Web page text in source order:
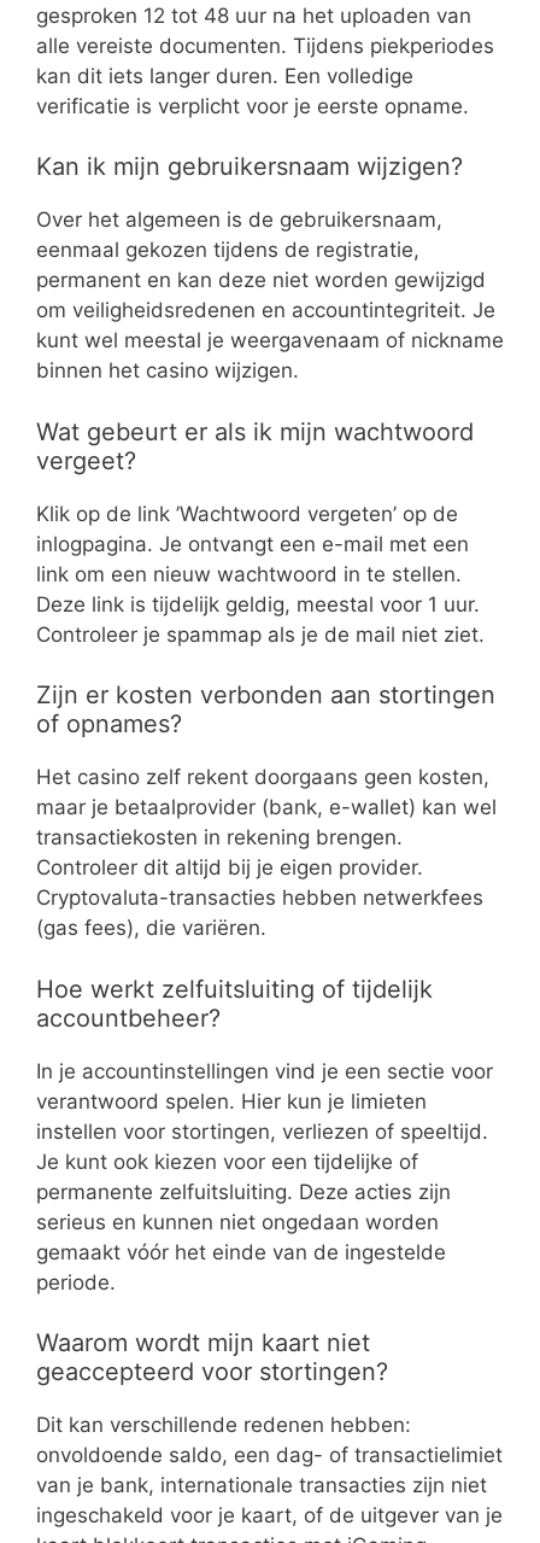
gesproken 12 tot 48 uur na het uploaden van
alle vereiste documenten. Tijdens piekperiodes
kan dit iets langer duren. Een volledige
verificatie is verplicht voor je eerste opname.
Kan ik mijn gebruikersnaam wijzigen?
Over het algemeen is de gebruikersnaam,
eenmaal gekozen tijdens de registratie,
permanent en kan deze niet worden gewijzigd
om veiligheidsredenen en accountintegriteit. Je
kunt wel meestal je weergavenaam of nickname
binnen het casino wijzigen.
Wat gebeurt er als ik mijn wachtwoord
vergeet?
Klik op de link ’Wachtwoord vergeten’ op de
inlogpagina. Je ontvangt een e-mail met een
link om een nieuw wachtwoord in te stellen.
Deze link is tijdelijk geldig, meestal voor 1 uur.
Controleer je spammap als je de mail niet ziet.
Zijn er kosten verbonden aan stortingen
of opnames?
Het casino zelf rekent doorgaans geen kosten,
maar je betaalprovider (bank, e-wallet) kan wel
transactiekosten in rekening brengen.
Controleer dit altijd bij je eigen provider.
Cryptovaluta-transacties hebben netwerkfees
(gas fees), die variëren.
Hoe werkt zelfuitsluiting of tijdelijk
accountbeheer?
In je accountinstellingen vind je een sectie voor
verantwoord spelen. Hier kun je limieten
instellen voor stortingen, verliezen of speeltijd.
Je kunt ook kiezen voor een tijdelijke of
permanente zelfuitsluiting. Deze acties zijn
serieus en kunnen niet ongedaan worden
gemaakt vóór het einde van de ingestelde
periode.
Waarom wordt mijn kaart niet
geaccepteerd voor stortingen?
Dit kan verschillende redenen hebben:
onvoldoende saldo, een dag- of transactielimiet
van je bank, internationale transacties zijn niet
ingeschakeld voor je kaart, of de uitgever van je